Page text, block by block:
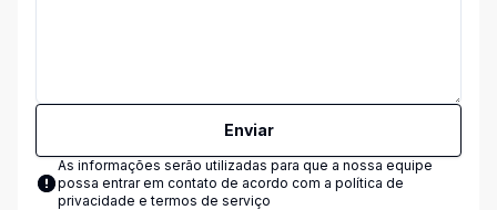
Enviar
As informações serão utilizadas para que a nossa equipe
possa entrar em contato de acordo com a política de
privacidade e termos de serviço